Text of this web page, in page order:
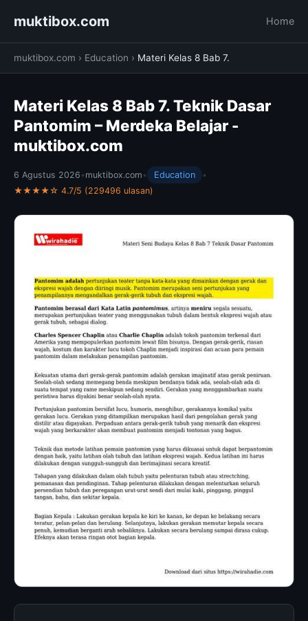
muktibox.com Home
muktibox.com › Education › Materi Kelas 8 Bab 7.
Materi Kelas 8 Bab 7. Teknik Dasar
Pantomim – Merdeka Belajar -
muktibox.com
6 Agustus 2026 • muktibox.com • Education
•
★★★★☆ 4.7/5 (229496 ulasan)